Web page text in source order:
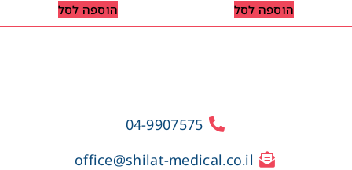
הוספה לסל הוספה לסל
04-9907575
office@shilat-medical.co.il